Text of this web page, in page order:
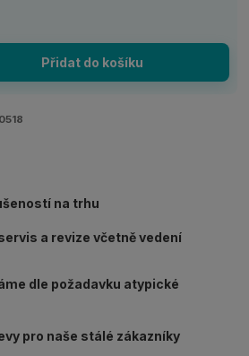
Přidat do košíku
0518
na trhu
a revize včetně vedení
dle požadavku atypické
pro naše stálé zákazníky